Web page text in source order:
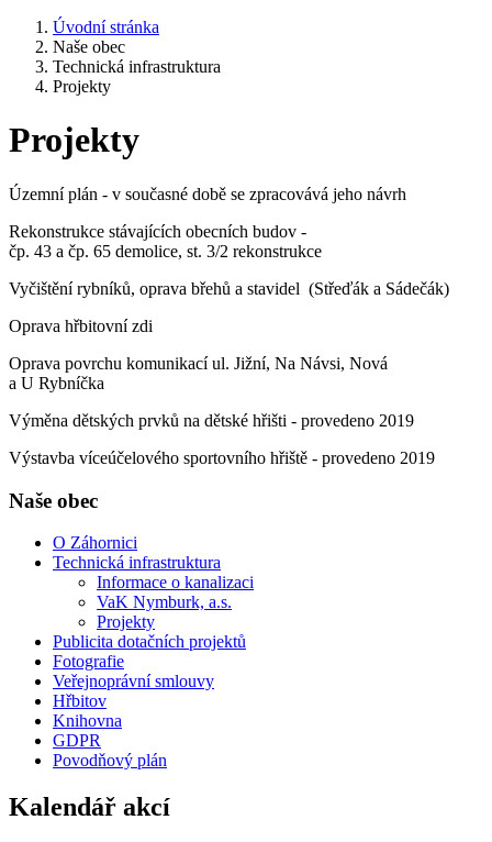
Úvodní stránka
Naše obec
Technická infrastruktura
Projekty
Projekty
Územní plán - v současné době se zpracovává jeho návrh
Rekonstrukce stávajících obecních budov -
čp. 43 a čp. 65 demolice, st. 3/2 rekonstrukce
Vyčištění rybníků, oprava břehů a stavidel (Střeďák a Sádečák)
Oprava hřbitovní zdi
Oprava povrchu komunikací ul. Jižní, Na Návsi, Nová
a U Rybníčka
Výměna dětských prvků na dětské hřišti - provedeno 2019
Výstavba víceúčelového sportovního hřiště - provedeno 2019
Naše obec
O Záhornici
Technická infrastruktura
Informace o kanalizaci
VaK Nymburk, a.s.
Projekty
Publicita dotačních projektů
Fotografie
Veřejnoprávní smlouvy
Hřbitov
Knihovna
GDPR
Povodňový plán
Kalendář akcí